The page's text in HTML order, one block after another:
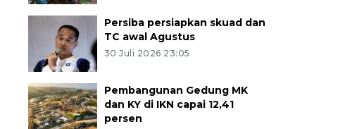
Persiba persiapkan skuad dan
TC awal Agustus
30 Juli 2026 23:05
Pembangunan Gedung MK
dan KY di IKN capai 12,41
persen